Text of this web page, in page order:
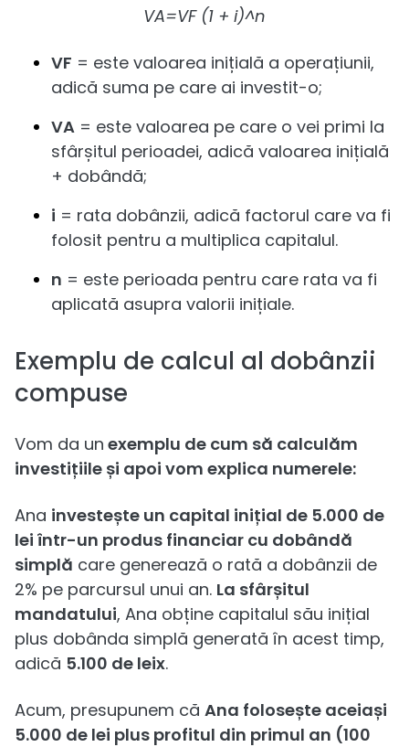
VA=VF (1 + i)^n
VF = este valoarea inițială a operațiunii,
adică suma pe care ai investit-o;
VA = este valoarea pe care o vei primi la
sfârșitul perioadei, adică valoarea inițială
+ dobândă;
i = rata dobânzii, adică factorul care va fi
folosit pentru a multiplica capitalul.
n = este perioada pentru care rata va fi
aplicată asupra valorii inițiale.
Exemplu de calcul al dobânzii
compuse
Vom da un exemplu de cum să calculăm
investițiile și apoi vom explica numerele:
Ana investește un capital inițial de 5.000 de
lei într-un produs financiar cu dobândă
simplă care generează o rată a dobânzii de
2% pe parcursul unui an. La sfârșitul
mandatului, Ana obține capitalul său inițial
plus dobânda simplă generată în acest timp,
adică 5.100 de leix.
Acum, presupunem că Ana folosește aceiași
5.000 de lei plus profitul din primul an (100